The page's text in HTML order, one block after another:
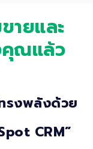
ายและ
คุณแล้ว
รงพลังด้วย
CRM”